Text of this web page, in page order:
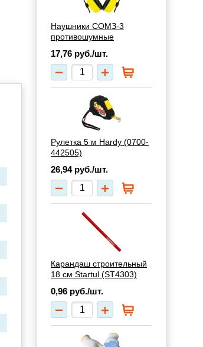
Наушники СОМЗ-3
противошумные
17,76 руб./шт.
Рулетка 5 м Hardy (0700-
442505)
26,94 руб./шт.
Карандаш строительный
18 см Startul (ST4303)
0,96 руб./шт.